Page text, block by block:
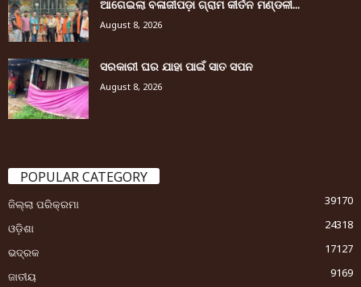
ଆଗେଇଲା ବଳାଜୀପଡ଼ା ଗ୍ରାମ କୀର୍ତନ ମଣ୍ଡଳୀ...
August 8, 2026
ସରକାରୀ ଘର ଯାହା ପାଇଁ ସାତ ସପନ
August 8, 2026
POPULAR CATEGORY
ଜିଲ୍ଲା ପରିକ୍ରମା
39170
ଓଡ଼ିଶା
24318
ଭଦ୍ରକ
17127
ଜାତୀୟ
9169